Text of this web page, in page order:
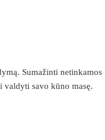
Sumažinti netinkamos
valdyti savo kūno masę.